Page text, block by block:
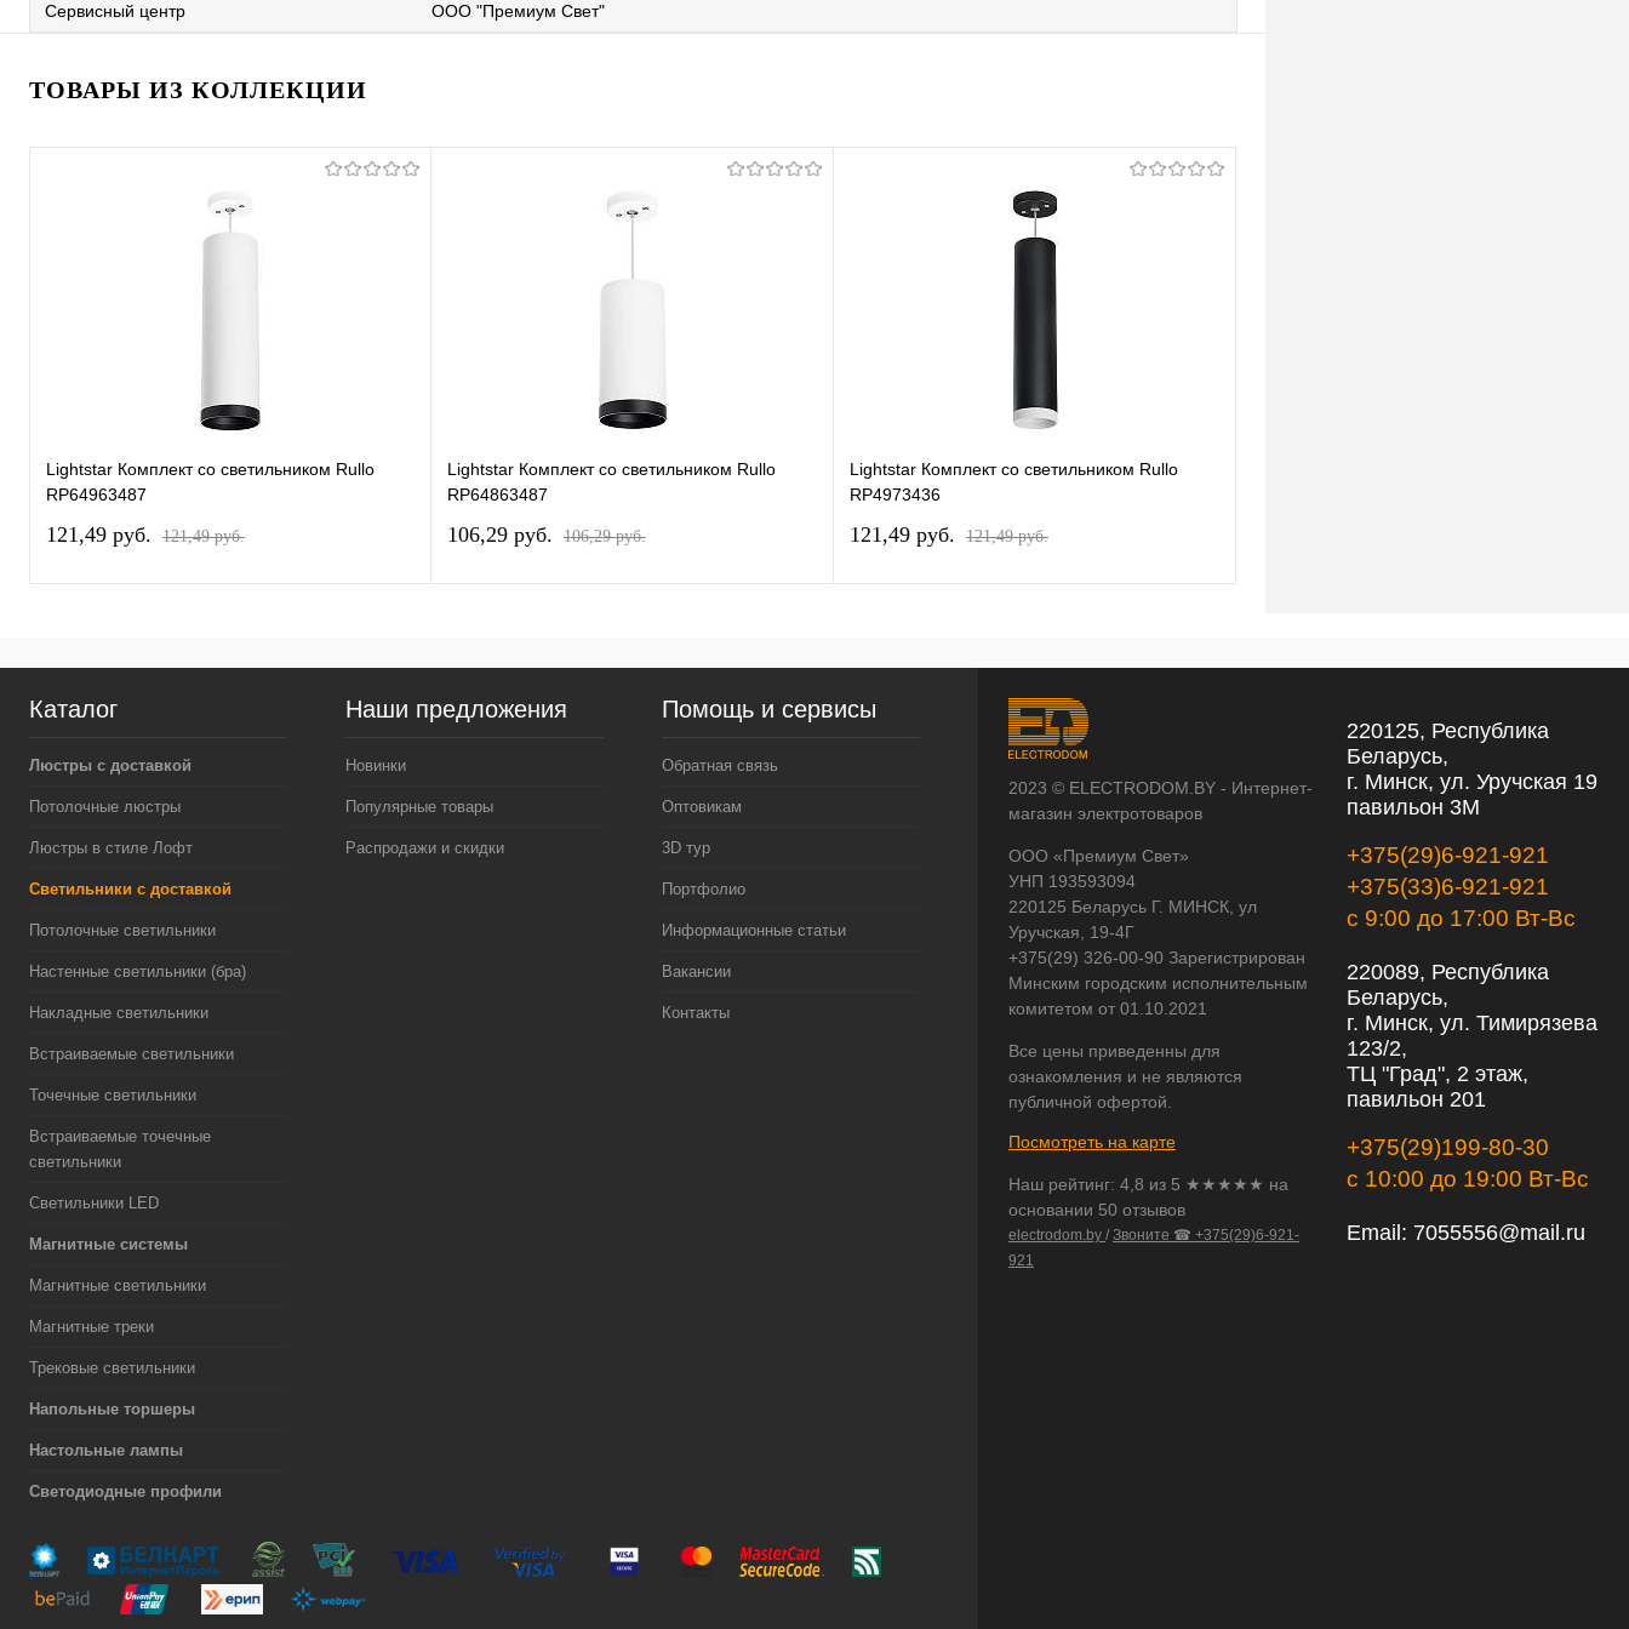
Сервисный центр ООО "Премиум Свет"
ТОВАРЫ ИЗ КОЛЛЕКЦИИ
Lightstar Комплект со светильником Rullo
RP64963487
121,49 pуб. 121,49 pуб.
Lightstar Комплект со светильником Rullo
RP64863487
106,29 pуб. 106,29 pуб.
Lightstar Комплект со светильником Rullo
RP4973436
121,49 pуб. 121,49 pуб.
Каталог
Люстры с доставкой
Потолочные люстры
Люстры в стиле Лофт
Светильники с доставкой
Потолочные светильники
Настенные светильники (бра)
Накладные светильники
Встраиваемые светильники
Точечные светильники
Встраиваемые точечные
светильники
Светильники LED
Магнитные системы
Магнитные светильники
Магнитные треки
Трековые светильники
Напольные торшеры
Настольные лампы
Светодиодные профили
Наши предложения
Новинки
Популярные товары
Распродажи и скидки
Помощь и сервисы
Обратная связь
Оптовикам
3D тур
Портфолио
Информационные статьи
Вакансии
Контакты
2023 © ELECTRODOM.BY - Интернет-
магазин электротоваров
ООО «Премиум Свет»
УНП 193593094
220125 Беларусь Г. МИНСК, ул
Уручская, 19-4Г
+375(29) 326-00-90 Зарегистрирован
Минским городским исполнительным
комитетом от 01.10.2021
Все цены приведенны для
ознакомления и не являются
публичной офертой.
Посмотреть на карте
Наш рейтинг: 4,8 из 5 ★★★★★ на
основании 50 отзывов
electrodom.by / Звоните ☎ +375(29)6-921-
921
220125, Республика
Беларусь,
г. Минск, ул. Уручская 19
павильон 3М
+375(29)6-921-921
+375(33)6-921-921
с 9:00 до 17:00 Вт-Вс
220089, Республика
Беларусь,
г. Минск, ул. Тимирязева
123/2,
ТЦ "Град", 2 этаж,
павильон 201
+375(29)199-80-30
с 10:00 до 19:00 Вт-Вс
Email: 7055556@mail.ru